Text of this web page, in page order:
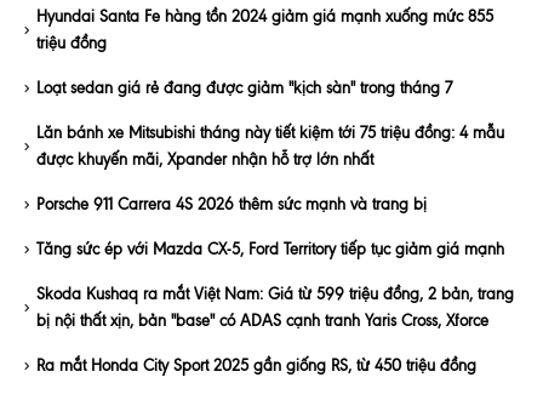
Hyundai Santa Fe hàng tồn 2024 giảm giá mạnh xuống mức 855
triệu đồng
Loạt sedan giá rẻ đang được giảm "kịch sàn" trong tháng 7
Lăn bánh xe Mitsubishi tháng này tiết kiệm tới 75 triệu đồng: 4 mẫu
được khuyến mãi, Xpander nhận hỗ trợ lớn nhất
Porsche 911 Carrera 4S 2026 thêm sức mạnh và trang bị
Tăng sức ép với Mazda CX-5, Ford Territory tiếp tục giảm giá mạnh
Skoda Kushaq ra mắt Việt Nam: Giá từ 599 triệu đồng, 2 bản, trang
bị nội thất xịn, bản "base" có ADAS cạnh tranh Yaris Cross, Xforce
Ra mắt Honda City Sport 2025 gần giống RS, từ 450 triệu đồng